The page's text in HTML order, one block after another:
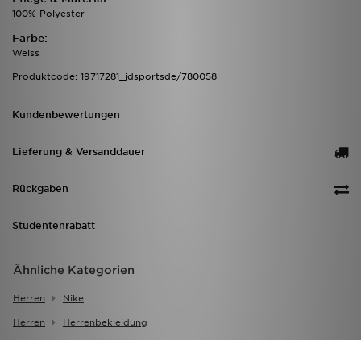
100% Polyester
Farbe:
Weiss
Produktcode: 19717281_jdsportsde/780058
Kundenbewertungen
Lieferung & Versanddauer
Rückgaben
Studentenrabatt
Ähnliche Kategorien
Herren Nike
Herren Herrenbekleidung